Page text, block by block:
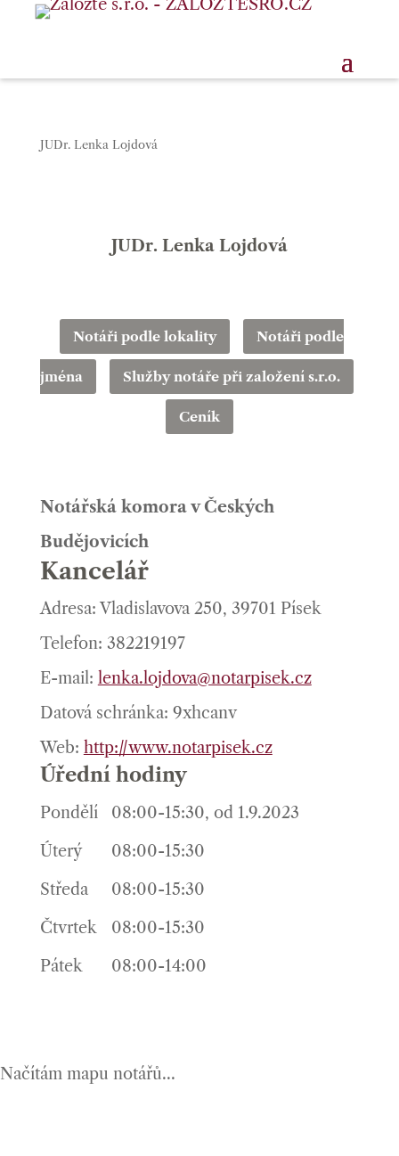
JUDr. Lenka Lojdová
JUDr. Lenka Lojdová
Notáři podle lokality Notáři podle
jména Služby notáře při založení s.r.o.
Ceník
Notářská komora v Českých
Budějovicích
Kancelář
Adresa: Vladislavova 250, 39701 Písek
Telefon: 382219197
E-mail: lenka.lojdova@notarpisek.cz
Datová schránka: 9xhcanv
Web: http://www.notarpisek.cz
Úřední hodiny
Pondělí
08:00-15:30, od 1.9.2023
Úterý
08:00-15:30
Středa
08:00-15:30
Čtvrtek
08:00-15:30
Pátek
08:00-14:00
Načítám mapu notářů...